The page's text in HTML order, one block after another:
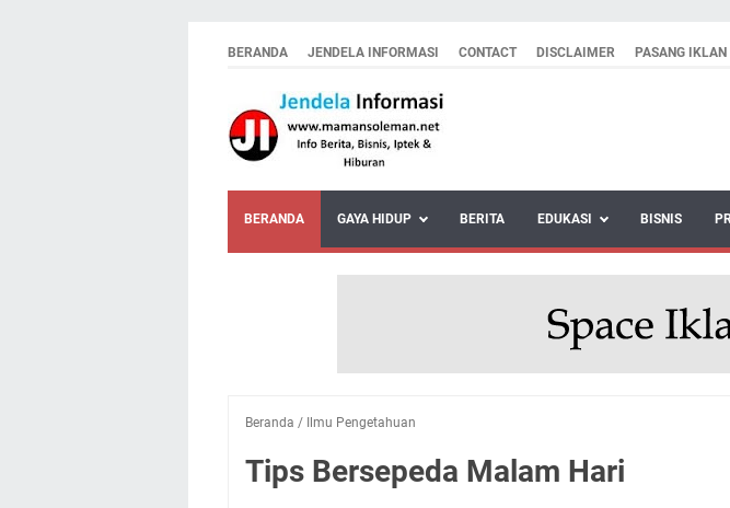
BERANDA JENDELA INFORMASI CONTACT DISCLAIMER PASANG IKLAN
BERANDA GAYA HIDUP BERITA EDUKASI BISNIS
Beranda / Ilmu Pengetahuan
Tips Bersepeda Malam Hari